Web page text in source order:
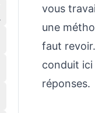
vous
une
faut
conduit
réponses.